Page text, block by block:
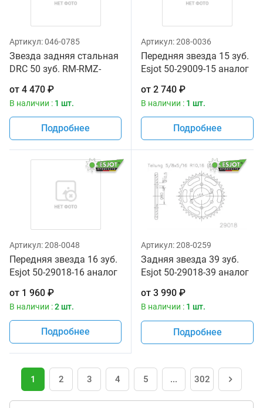
Артикул:046-0785
Звезда задняя стальная
DRC 50 зуб. RM-RMZ-
от 4 470 ₽
В наличии : 1 шт.
Подробнее
Артикул:208-0036
Передняя звезда 15 зуб.
Esjot 50-29009-15 аналог
от 2 740 ₽
В наличии : 1 шт.
Подробнее
Артикул:208-0048
Передняя звезда 16 зуб.
Esjot 50-29018-16 аналог
от 1 960 ₽
В наличии :2 шт.
Подробнее
Артикул:208-0259
Задняя звезда 39 зуб.
Esjot 50-29018-39 аналог
от 3 990 ₽
В наличии : 1 шт.
Подробнее
1 2 3 4 5 ... 302